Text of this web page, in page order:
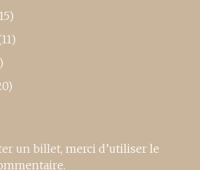
un billet, merci d’utiliser le
.